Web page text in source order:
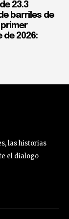
23.3
barriles de
de 2026:
las historias
el dialogo